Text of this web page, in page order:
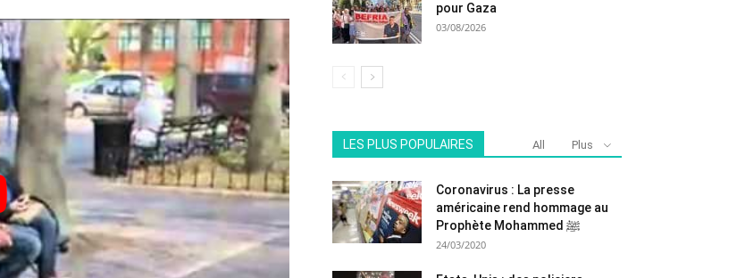
pour Gaza
03/08/2026
LES PLUS POPULAIRES All Plus
Coronavirus : La presse
américaine rend hommage au
Prophète Mohammed ﷺ
24/03/2020